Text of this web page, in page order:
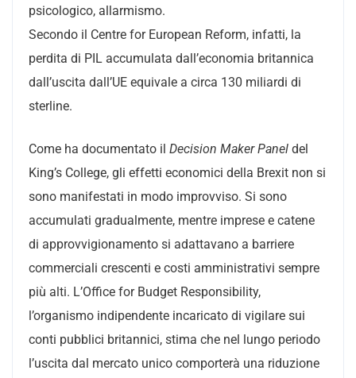
psicologico, allarmismo.
Secondo il Centre for European Reform, infatti, la
perdita di PIL accumulata dall’economia britannica
dall’uscita dall’UE equivale a circa 130 miliardi di
sterline.
Come ha documentato il Decision Maker Panel del
King’s College, gli effetti economici della Brexit non si
sono manifestati in modo improvviso. Si sono
accumulati gradualmente, mentre imprese e catene
di approvvigionamento si adattavano a barriere
commerciali crescenti e costi amministrativi sempre
più alti. L’Office for Budget Responsibility,
l’organismo indipendente incaricato di vigilare sui
conti pubblici britannici, stima che nel lungo periodo
l’uscita dal mercato unico comporterà una riduzione